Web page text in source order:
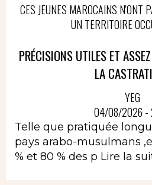
CES JEUNES MAROCAINS N'ONT
UN TERRITOIRE
PRÉCISIONS UTILES ET
LA
YEG
04/08/2026 -
Telle que pratiquée
pays arabo-musulmans
% et 80 % des p Lire la